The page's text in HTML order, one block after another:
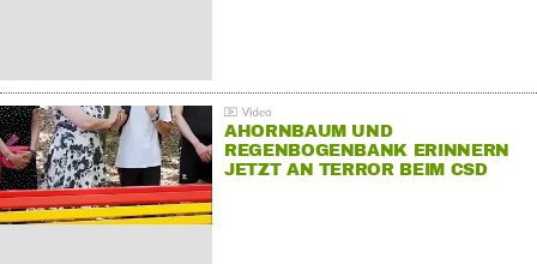
AHORNBAUM UND
REGENBOGENBANK ERINNERN
JETZT AN TERROR BEIM CSD